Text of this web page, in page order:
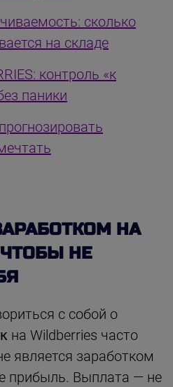
сколько
на складе
контроль «к
паники
НА
ЧТОБЫ НЕ
с собой о
на Wildberries часто
является заработком
прибыль. Выплата — не